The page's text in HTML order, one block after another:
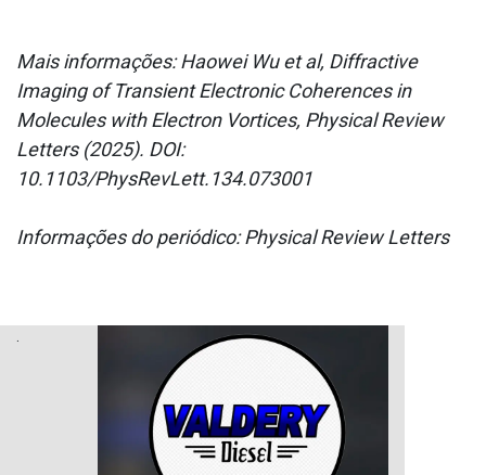
Mais informações: Haowei Wu et al, Diffractive
Imaging of Transient Electronic Coherences in
Molecules with Electron Vortices, Physical Review
Letters (2025). DOI:
10.1103/PhysRevLett.134.073001
Informações do periódico: Physical Review Letters